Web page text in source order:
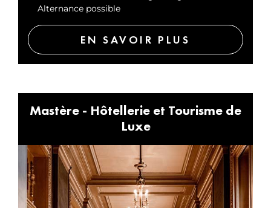
Alternance possible
EN SAVOIR PLUS
Mastère - Hôtellerie et Tourisme de
Luxe